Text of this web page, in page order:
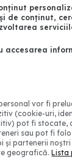
dintre
de conținut,
accesarea
vor fi
(cookie-uri,
pot fi stocate,
sau pot fi
și partenerii
geografică.Lista